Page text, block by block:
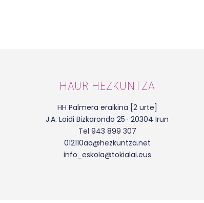
HAUR HEZKUNTZA
HH Palmera eraikina [2 urte]
J.A. Loidi Bizkarondo 25 · 20304 Irun
Tel 943 899 307
012110aa@hezkuntza.net
info_eskola@tokialai.eus